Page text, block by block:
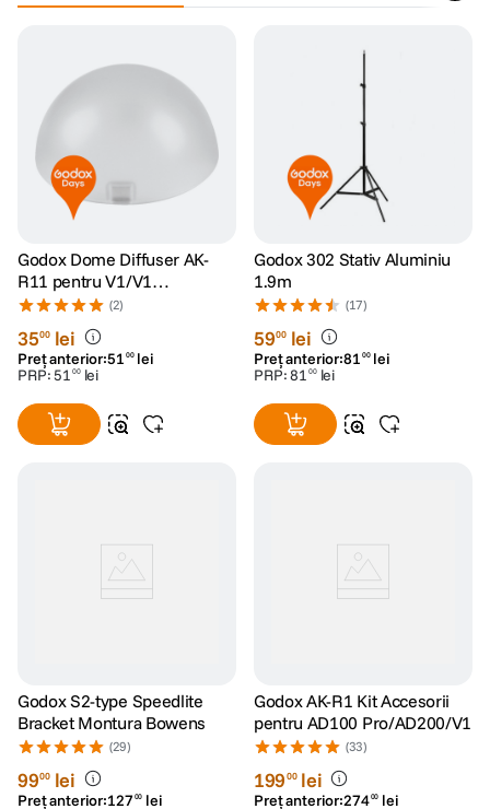
canon sx740 hs
card memorie
9. dji mic mini
Godox Dome Diffuser AK-
R11 pentru V1/V1
Pro/AD100
Pro/AD200/AD200 Pro
(2)
3500 lei
Preț anterior:51 00 lei
PRP:51 00 lei
Godox 302 Stativ Aluminiu
1.9m
(17)
5900 lei
Preț anterior:81 00 lei
PRP:81 00 lei
Godox S2-type Speedlite
Bracket Montura Bowens
(29)
9900 lei
Preț anterior:12700 lei
Godox AK-R1 Kit Accesorii
pentru AD100 Pro/AD200/V1
(33)
19900 lei
Preț anterior:27400 lei